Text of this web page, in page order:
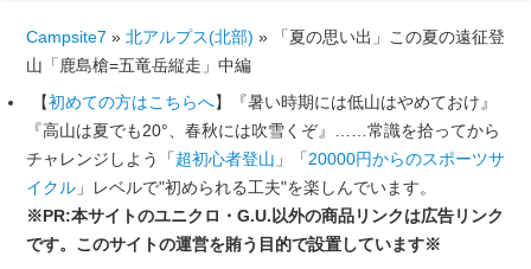
Campsite7 » 北アルプス(北部) » 「夏の思い出」この夏の遠征登
山「鹿島槍=五竜岳縦走」中編
【初めての方はこちらへ】『暑い時期には低山はやめておけ』
『高山は夏でも20°、春秋には吹雪くぞ』……常識を拾ってから
チャレンジしよう「超初心者登山 」「20000円からのスポーツサ
イクル」レベルで"初められる工夫"を楽しんでいます。
※PR:本サイトのユニクロ・G.U.以外の商品リンクは広告リンク
です。このサイトの運営を賄う目的で設置しています※